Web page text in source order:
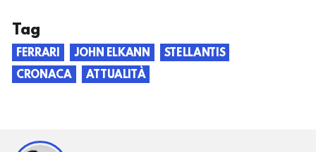
Tag
FERRARI JOHN ELKANN
STELLANTIS
CRONACA
ATTUALITÀ